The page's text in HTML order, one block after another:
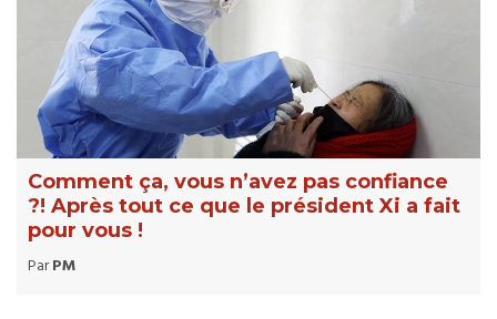
Comment ça, vous n’avez pas confiance
?! Après tout ce que le président Xi a fait
pour vous !
ParPM